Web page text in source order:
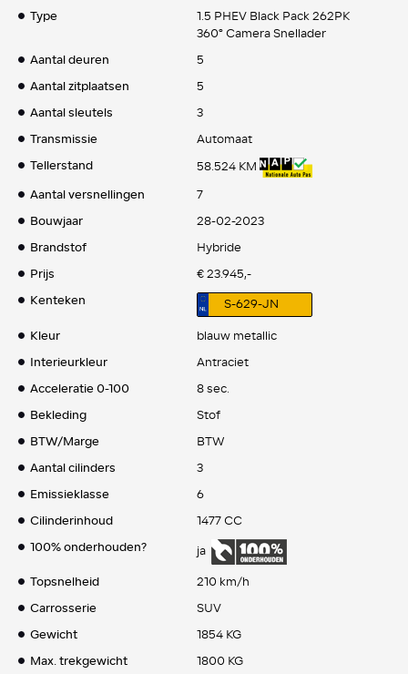
Type
1.5 PHEV Black Pack 262PK
360° Camera Snellader
Aantal deuren
5
Aantal zitplaatsen
5
Aantal sleutels
3
Transmissie
Automaat
Tellerstand
58.524 KM
Aantal versnellingen
7
Bouwjaar
28-02-2023
Brandstof
Hybride
Prijs
€ 23.945,-
Kenteken
S-629-JN
Kleur
blauw metallic
Interieurkleur
Antraciet
Acceleratie 0-100
8 sec.
Bekleding
Stof
BTW/Marge
BTW
Aantal cilinders
3
Emissieklasse
6
Cilinderinhoud
1477 CC
100% onderhouden?
ja
Topsnelheid
210 km/h
Carrosserie
SUV
Gewicht
1854 KG
Max. trekgewicht
1800 KG